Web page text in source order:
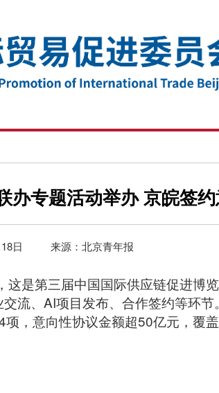
专题活动举办 京皖签
日 来源：北京青年报
是第三届中国国际供应链促进博
流、AI项目发布、合作签约等环
，意向性协议金额超50亿元，覆